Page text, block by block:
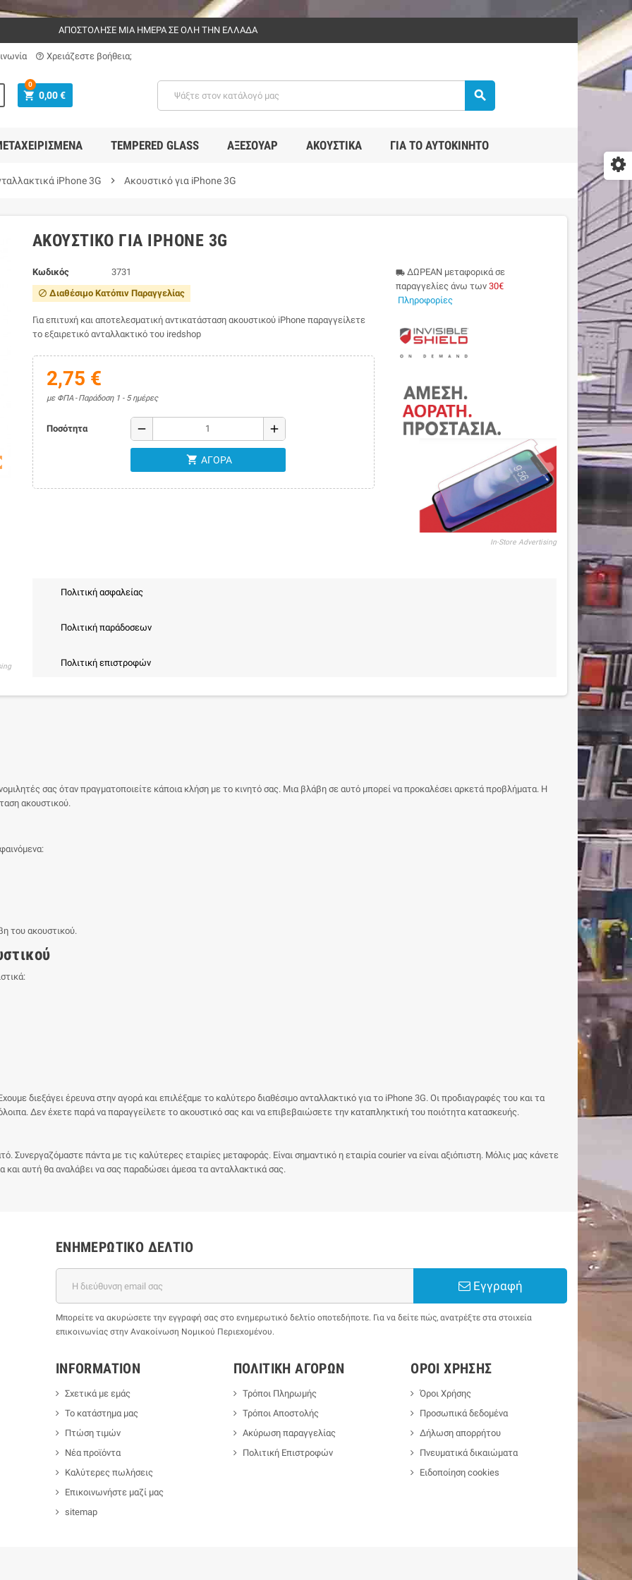
ΑΠΟΣΤΟΛΗΣΕ ΜΙΑ ΗΜΕΡΑ ΣΕ ΟΛΗ ΤΗΝ ΕΛΛΑΔΑ
help_outline Χρειάζεστε βοήθεια;
shopping_cart 0,00 €
0
search
TEMPERED GLASS ΑΞΕΣΟΥΆΡ ΑΚΟΥΣΤΙΚΆ ΓΙΑ ΤΟ ΑΥΤΟΚΊΝΗΤΟ
iPhone 3G chevron_right Ακουστικό για iPhone 3G
ΑΚΟΥΣΤΙΚΌ ΓΙΑ IPHONE 3G
Κωδικός 3731
block Διαθέσιμο Κατόπιν Παραγγελίας
Για επιτυχή και αποτελεσματική αντικατάσταση ακουστικού iPhone παραγγείλετε
το εξαιρετικό ανταλλακτικό του iredshop
2,75 €
με ΦΠΑ Παράδοση 1 - 5 ημέρες
Ποσότητα remove add
shopping_cart ΑΓΟΡΆ
local_shipping ΔΩΡΕΑΝ μεταφορικά σε
παραγγελίες άνω των 30€
Πληροφορίες
In-Store Advertising
Πολιτική ασφαλείας
Πολιτική παράδοσεων
Πολιτική επιστροφών
σας όταν πραγματοποιείτε κάποια κλήση με το κινητό σας. Μια βλάβη σε αυτό μπορεί να προκαλέσει αρκετά προβλήματα. Η
ακουστικού.
του ακουστικού.
διεξάγει έρευνα στην αγορά και επιλέξαμε το καλύτερο διαθέσιμο ανταλλακτικό για το iPhone 3G. Οι προδιαγραφές του και τα
Δεν έχετε παρά να παραγγείλετε το ακουστικό σας και να επιβεβαιώσετε την καταπληκτική του ποιότητα κατασκευής.
Συνεργαζόμαστε πάντα με τις καλύτερες εταιρίες μεταφοράς. Είναι σημαντικό η εταιρία courier να είναι αξιόπιστη. Μόλις μας κάνετε
αυτή θα αναλάβει να σας παραδώσει άμεσα τα ανταλλακτικά σας.
ΕΝΗΜΕΡΩΤΙΚΌ ΔΕΛΤΊΟ
Εγγραφή
Μπορείτε να ακυρώσετε την εγγραφή σας στο ενημερωτικό δελτίο οποτεδήποτε. Για να δείτε πώς, ανατρέξτε στα στοιχεία
επικοινωνίας στην Ανακοίνωση Νομικού Περιεχομένου.
INFORMATION
Σχετικά με εμάς
Το κατάστημα μας
Πτώση τιμών
Νέα προϊόντα
Καλύτερες πωλήσεις
Επικοινωνήστε μαζί μας
sitemap
ΠΟΛΙΤΙΚΉ ΑΓΟΡΏΝ
Τρόποι Πληρωμής
Τρόποι Αποστολής
Ακύρωση παραγγελίας
Πολιτική Επιστροφών
ΌΡΟΙ ΧΡΉΣΗΣ
Όροι Χρήσης
Προσωπικά δεδομένα
Δήλωση απορρήτου
Πνευματικά δικαιώματα
Ειδοποίηση cookies